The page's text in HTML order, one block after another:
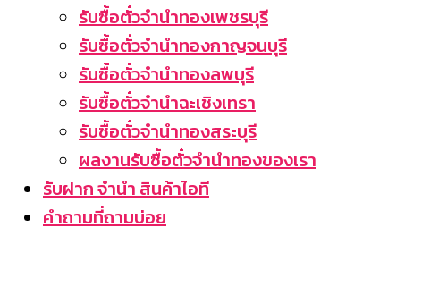
รับซื้อตั๋วจำนำทองเพชรบุรี
รับซื้อตั่วจำนำทองกาญจนบุรี
รับซื้อตั๋วจำนำทองลพบุรี
รับซื้อตั๋วจำนำฉะเชิงเทรา
รับซื้อตั๋วจำนำทองสระบุรี
ผลงานรับซื้อตั๋วจำนำทองของเรา
รับฝาก จำนำ สินค้าไอที
คำถามที่ถามบ่อย